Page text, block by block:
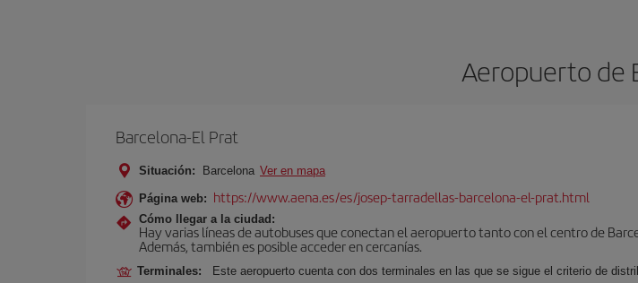
Aeropuerto de
Barcelona-El Prat
Situación: Barcelona Ver en mapa
Página web: https://www.aena.es/es/josep-tarradellas-barcelona-el-prat.html
Cómo llegar a la ciudad:
Hay varias líneas de autobuses que conectan el aeropuerto tanto con el centro de
Además, también es posible acceder en cercanías.
Terminales: Este aeropuerto cuenta con dos terminales en las que se sigue el criterio de